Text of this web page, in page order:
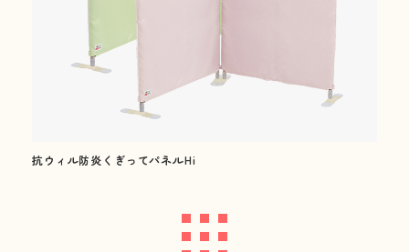
新着情報
採用情報
ビジネスパートナー募集
抗ウィル防炎くぎってパネルHi